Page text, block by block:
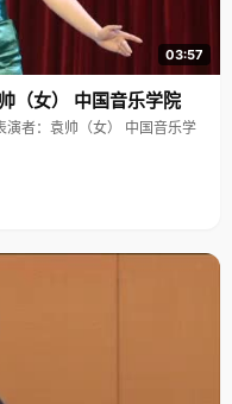
03:57
（女） 中国音乐学院
者：袁帅（女） 中国音乐学